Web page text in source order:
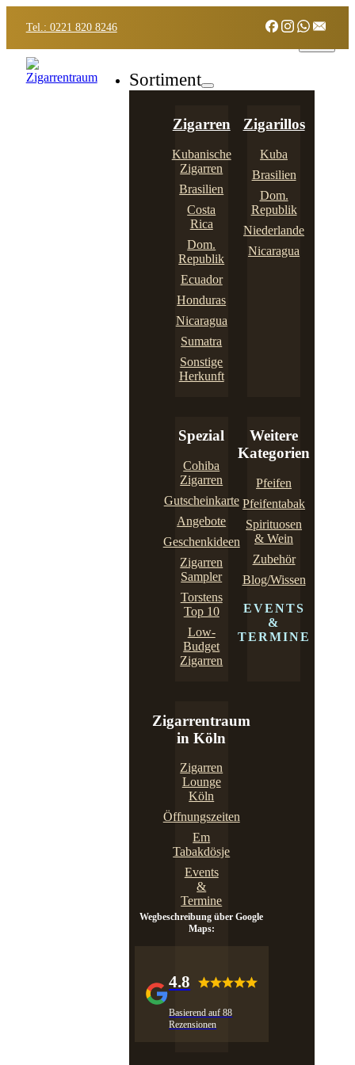
Tel.: 0221 820 8246
Sortiment
Zigarren
Kubanische
Zigarren
Brasilien
Costa
Rica
Dom.
Republik
Ecuador
Honduras
Nicaragua
Sumatra
Sonstige
Herkunft
Zigarillos
Kuba
Brasilien
Dom.
Republik
Niederlande
Nicaragua
Spezial
Cohiba
Zigarren
Gutscheinkarte
Angebote
Geschenkideen
Zigarren
Sampler
Torstens
Top 10
Low-
Budget
Zigarren
Weitere
Kategorien
Pfeifen
Pfeifentabak
Spirituosen
& Wein
Zubehör
Blog/Wissen
EVENTS
&
TERMINE
Zigarrentraum
in Köln
Zigarren
Lounge
Köln
Öffnungszeiten
Em
Tabakdösje
Events
&
Termine
Wegbeschreibung über Google
Maps:
4.8
Basierend auf 88
Rezensionen